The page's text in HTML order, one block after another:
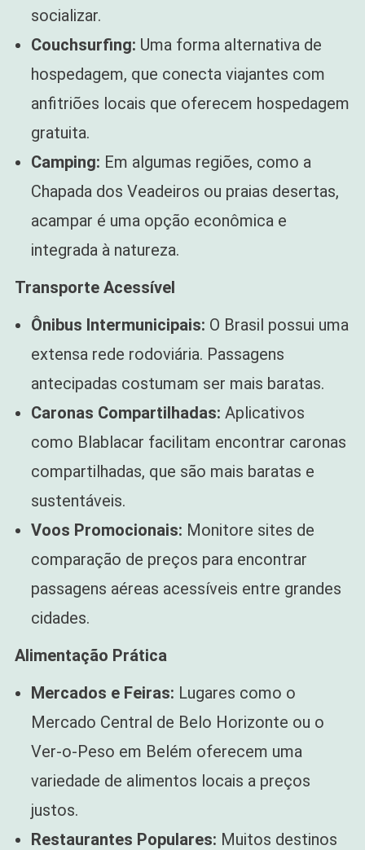
socializar.
Couchsurfing: Uma forma alternativa de
hospedagem, que conecta viajantes com
anfitriões locais que oferecem hospedagem
gratuita.
Camping: Em algumas regiões, como a
Chapada dos Veadeiros ou praias desertas,
acampar é uma opção econômica e
integrada à natureza.
Transporte Acessível
Ônibus Intermunicipais: O Brasil possui uma
extensa rede rodoviária. Passagens
antecipadas costumam ser mais baratas.
Caronas Compartilhadas: Aplicativos
como Blablacar facilitam encontrar caronas
compartilhadas, que são mais baratas e
sustentáveis.
Voos Promocionais: Monitore sites de
comparação de preços para encontrar
passagens aéreas acessíveis entre grandes
cidades.
Alimentação Prática
Mercados e Feiras: Lugares como o
Mercado Central de Belo Horizonte ou o
Ver-o-Peso em Belém oferecem uma
variedade de alimentos locais a preços
justos.
Restaurantes Populares: Muitos destinos